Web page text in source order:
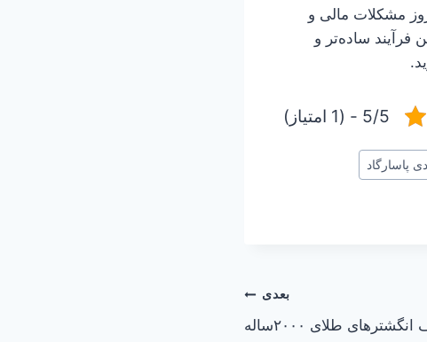
مشکلات مالی و
فرآیند ساده‌تر و
5/5 - (1 امتیاز)
پاسارگاد
بعدی
طلای ۲۰۰۰ساله